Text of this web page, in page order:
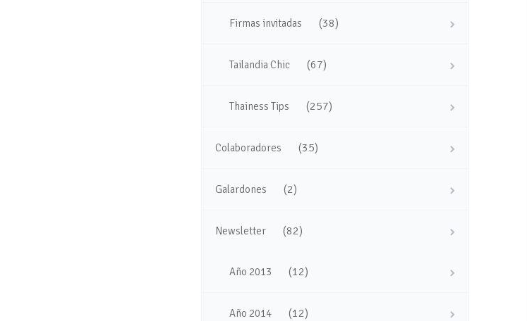
Firmas invitadas (38)
Tailandia Chic (67)
Thainess Tips (257)
Colaboradores (35)
Galardones (2)
Newsletter (82)
Año 2013 (12)
Año 2014 (12)